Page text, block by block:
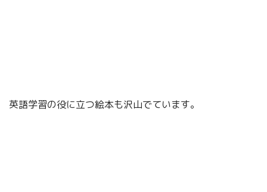
英語学習の役に立つ絵本も沢山でています。